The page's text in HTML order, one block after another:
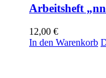
Arbeitsheft
12,00 €
In den Warenkorb